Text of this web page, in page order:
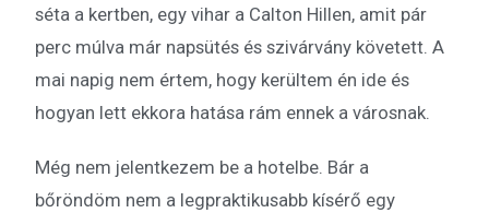
séta a kertben, egy vihar a Calton Hillen, amit pár
perc múlva már napsütés és szivárvány követett. A
mai napig nem értem, hogy kerültem én ide és
hogyan lett ekkora hatása rám ennek a városnak.
Még nem jelentkezem be a hotelbe. Bár a
bőröndöm nem a legpraktikusabb kísérő egy